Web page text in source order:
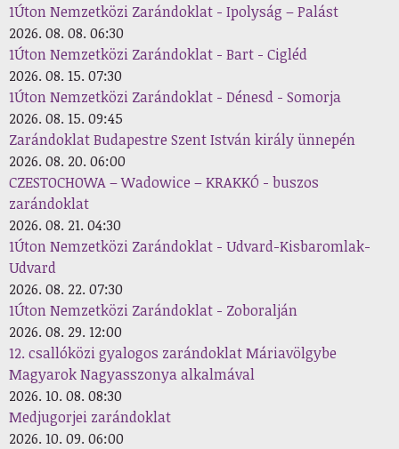
1Úton Nemzetközi Zarándoklat - Ipolyság – Palást
2026. 08. 08. 06:30
1Úton Nemzetközi Zarándoklat - Bart - Cigléd
2026. 08. 15. 07:30
1Úton Nemzetközi Zarándoklat - Dénesd - Somorja
2026. 08. 15. 09:45
Zarándoklat Budapestre Szent István király ünnepén
2026. 08. 20. 06:00
CZESTOCHOWA – Wadowice – KRAKKÓ - buszos
zarándoklat
2026. 08. 21. 04:30
1Úton Nemzetközi Zarándoklat - Udvard-Kisbaromlak-
Udvard
2026. 08. 22. 07:30
1Úton Nemzetközi Zarándoklat - Zoboralján
2026. 08. 29. 12:00
12. csallóközi gyalogos zarándoklat Máriavölgybe
Magyarok Nagyasszonya alkalmával
2026. 10. 08. 08:30
Medjugorjei zarándoklat
2026. 10. 09. 06:00